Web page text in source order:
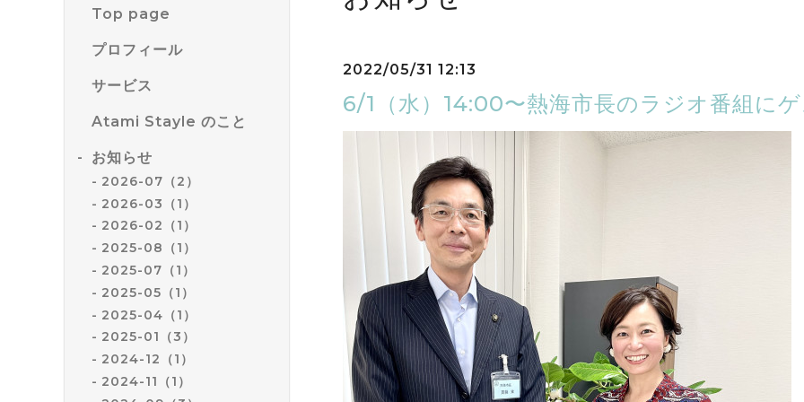
Top page
プロフィール
サービス
Atami Stayle のこと
お知らせ
2026-07（2）
2026-03（1）
2026-02（1）
2025-08（1）
2025-07（1）
2025-05（1）
2025-04（1）
2025-01（3）
2024-12（1）
2024-11（1）
2022/05/31 12:13
6/1（水）14:00〜熱海市長のラジオ番組にゲ